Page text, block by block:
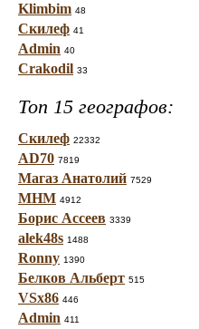
Klimbim 48
Скилеф 41
Admin 40
Crakodil 33
Топ 15 географов:
Скилеф 22332
AD70 7819
Магаз Анатолий 7529
МНМ 4912
Борис Ассеев 3339
alek48s 1488
Ronny 1390
Белков Альберт 515
VSx86 446
Admin 411